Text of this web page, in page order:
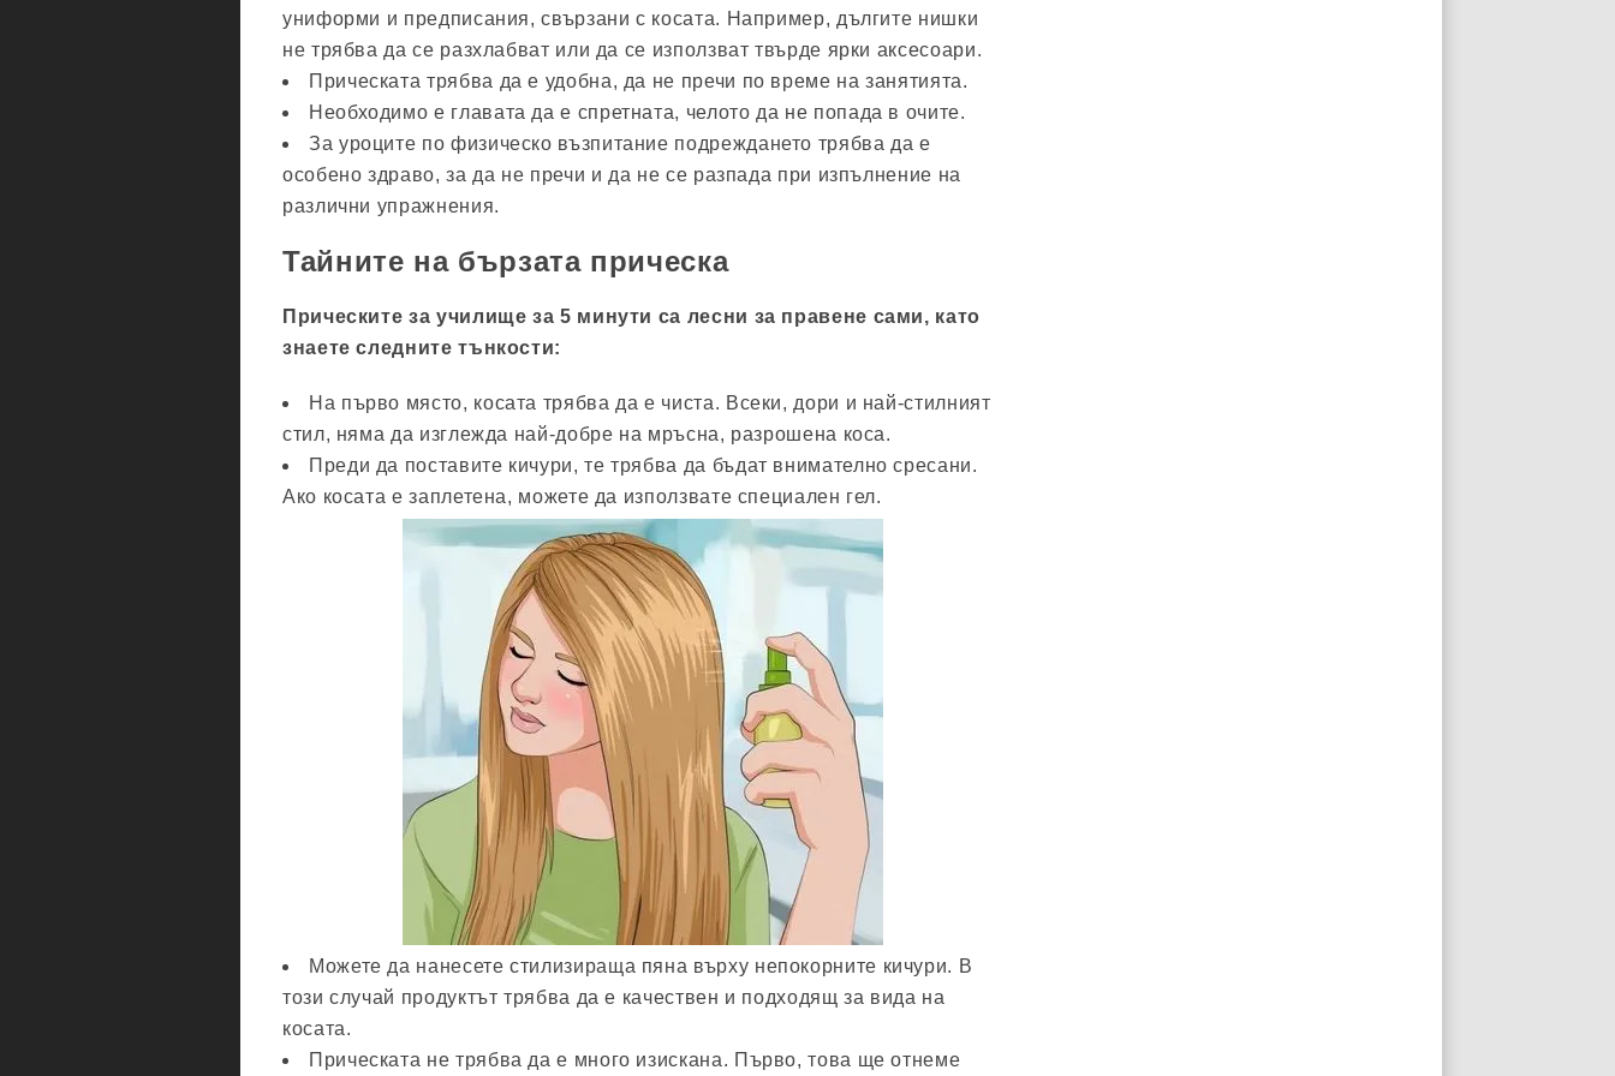
униформи и предписания, свързани с косата. Например, дългите нишки
не трябва да се разхлабват или да се използват твърде ярки аксесоари.
Прическата трябва да е удобна, да не пречи по време на занятията.
Необходимо е главата да е спретната, челото да не попада в очите.
За уроците по физическо възпитание подреждането трябва да е
особено здраво, за да не пречи и да не се разпада при изпълнение на
различни упражнения.
Тайните на бързата прическа
Прическите за училище за 5 минути са лесни за правене сами, като
знаете следните тънкости:
На първо място, косата трябва да е чиста. Всеки, дори и най-стилният
стил, няма да изглежда най-добре на мръсна, разрошена коса.
Преди да поставите кичури, те трябва да бъдат внимателно сресани.
Ако косата е заплетена, можете да използвате специален гел.
Можете да нанесете стилизираща пяна върху непокорните кичури. В
този случай продуктът трябва да е качествен и подходящ за вида на
косата.
Прическата не трябва да е много изискана. Първо, това ще отнеме